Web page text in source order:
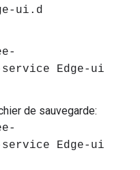
ui.d
Edge-ui
de sauvegarde:
Edge-ui